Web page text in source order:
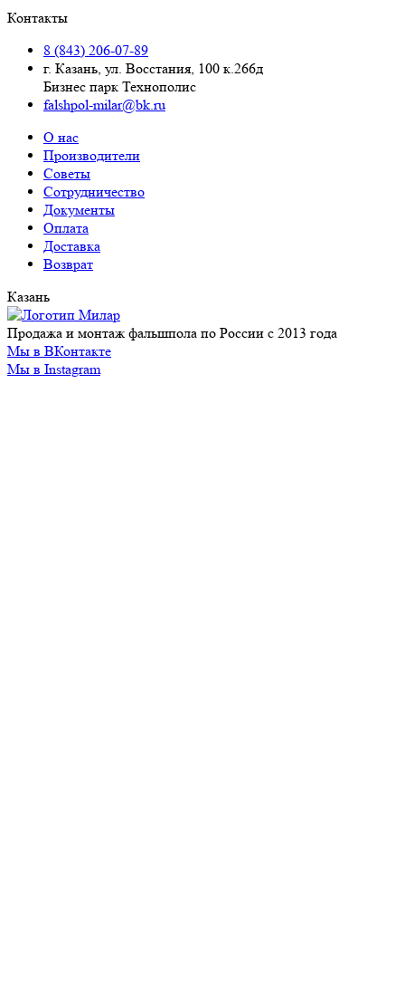
Контакты
8 (843) 206-07-89
г. Казань, ул. Восстания, 100 к.266д
Бизнес парк Технополис
falshpol-milar@bk.ru
О нас
Производители
Советы
Сотрудничество
Документы
Оплата
Доставка
Возврат
Казань
Продажа и монтаж фальшпола по России с 2013 года
Мы в ВКонтакте
Мы в Instagram